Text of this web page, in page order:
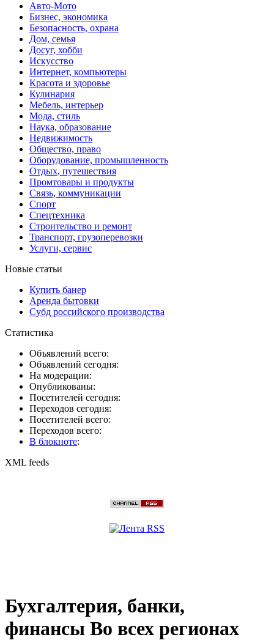
Авто-Мото
Бизнес, экономика
Безопасность, охрана
Дом, семья
Досуг, хобби
Искусство
Интернет, компьютеры
Красота и здоровье
Кулинария
Мебель, интерьер
Мода, стиль
Наука, образование
Недвижимость
Общество, право
Оборудование, промышленность
Отдых, путешествия
Промтовары и продукты
Связь, коммуникации
Спорт
Спецтехника
Строительство и ремонт
Транспорт, грузоперевозки
Услуги, сервис
Новые статьи
Купить банер
Аренда бытовки
Субд российского производства
Статистика
Объявлений всего:
Объявлений сегодня:
На модерации:
Опубликованы:
Посетителей сегодня:
Переходов сегодня:
Посетителей всего:
Переходов всего:
В блокноте:
XML feeds
Бухгалтерия, банки,
финансы Во всех регионах